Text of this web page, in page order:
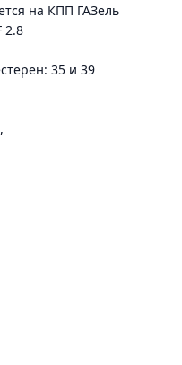
на КПП ГАЗель
2.8
35 и 39